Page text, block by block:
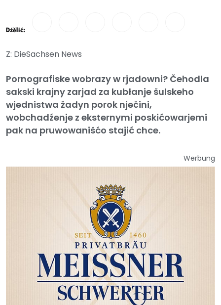
Dźělić:
Z: DieSachsen News
Pornografiske wobrazy w rjadowni? Čehodla
sakski krajny zarjad za kubłanje šulskeho
wjednistwa žadyn porok nječini,
wobchadźenje z eksternymi poskićowarjemi
pak na pruwowanišćo stajić chce.
Werbung